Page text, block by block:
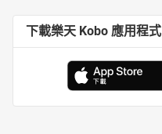
下載樂天 Kobo 應用程式